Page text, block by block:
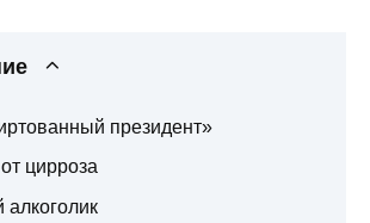
президент»
цирроза